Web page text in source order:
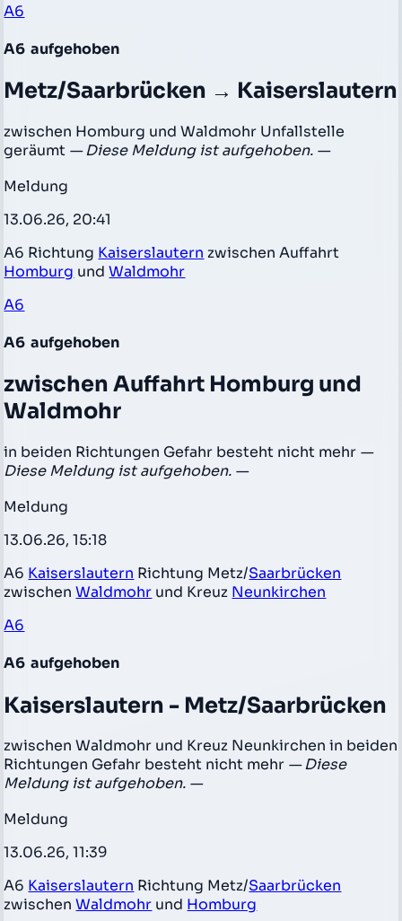
A6
A6 aufgehoben
Metz/Saarbrücken → Kaiserslautern
zwischen Homburg und Waldmohr Unfallstelle
geräumt — Diese Meldung ist aufgehoben. —
Meldung
13.06.26, 20:41
A6 Richtung Kaiserslautern zwischen Auffahrt
Homburg undWaldmohr
A6
A6 aufgehoben
zwischen Auffahrt Homburg und
Waldmohr
in beiden Richtungen Gefahr besteht nicht mehr —
Diese Meldung ist aufgehoben. —
Meldung
13.06.26, 15:18
A6 Kaiserslautern Richtung Metz/Saarbrücken
zwischenWaldmohr und Kreuz Neunkirchen
A6
A6 aufgehoben
Kaiserslautern - Metz/Saarbrücken
zwischen Waldmohr und Kreuz Neunkirchen in beiden
Richtungen Gefahr besteht nicht mehr — Diese
Meldung ist aufgehoben. —
Meldung
13.06.26, 11:39
A6 Kaiserslautern Richtung Metz/Saarbrücken
zwischenWaldmohr und Homburg